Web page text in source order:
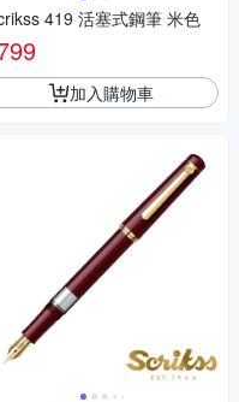
419 活塞式鋼筆 米色
加入購物車